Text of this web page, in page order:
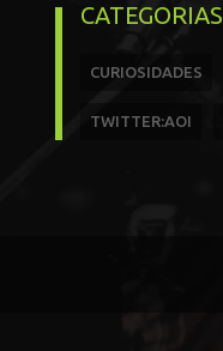
CATEGORIAS
CURIOSIDADES
TWITTER:AOI